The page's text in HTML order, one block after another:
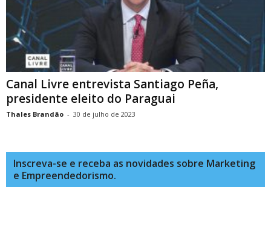
Canal Livre entrevista Santiago Peña,
presidente eleito do Paraguai
Thales Brandão - 30 de julho de 2023
Inscreva-se e receba as novidades sobre Marketing
e Empreendedorismo.